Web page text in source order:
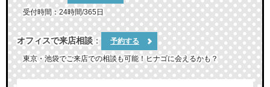
受付時間：24時間/365日
オフィスで来店相談： 予約する
東京・池袋でご来店での相談も可能！ヒナゴに会えるかも？